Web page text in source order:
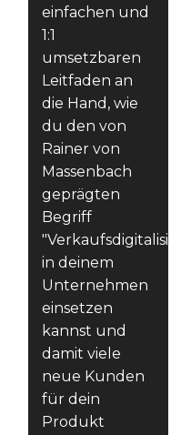
einfachen und
1:1
umsetzbaren
Leitfaden an
die Hand, wie
du den von
Rainer von
Massenbach
geprägten
Begriff
in deinem
Unternehmen
einsetzen
kannst und
damit viele
neue Kunden
für dein
Produkt